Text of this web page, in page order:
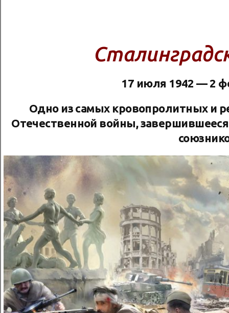
17 июля 1942 — 2
Одно из самых кровопролитных и
Отечественной войны,